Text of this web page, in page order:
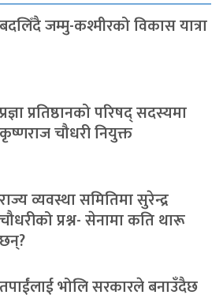
बदलिँदै जम्मु-कश्मीरको विकास यात्रा
प्रज्ञा प्रतिष्ठानको परिषद् सदस्यमा
कृष्णराज चौधरी नियुक्त
राज्य व्यवस्था समितिमा सुरेन्द्र
चौधरीको प्रश्न- सेनामा कति थारू
छन्?
तपाईंलाई भोलि सरकारले बनाउँदैछ